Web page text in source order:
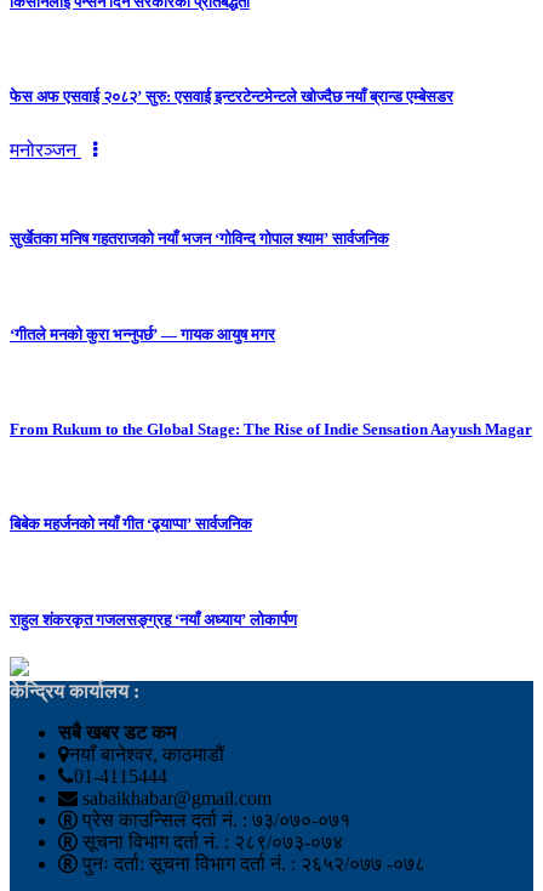
फेस अफ एसवाई २०८२’ सुरु: एसवाई इन्टरटेन्टमेन्टले खोज्दैछ नयाँ ब्रान्ड एम्बेसडर
मनोरञ्जन
सुर्खेतका मनिष गहतराजको नयाँ भजन ‘गोविन्द गोपाल श्याम’ सार्वजनिक
‘गीतले मनको कुरा भन्नुपर्छ’ — गायक आयुष मगर
From Rukum to the Global Stage: The Rise of Indie Sensation Aayush Magar
बिबेक महर्जनको नयाँ गीत ‘ढ्याप्पा’ सार्वजनिक
राहुल शंकरकृत गजलसङ्ग्रह ‘नयाँ अध्याय’ लोकार्पण
केन्द्रिय कार्यालय :
सबै खबर डट कम
नयाँ बानेश्वर, काठमाडौं
01-4115444
sabaikhabar@gmail.com
प्रेस काउन्सिल दर्ता नं. : ७३/०७०-०७१
सूचना विभाग दर्ता नं. : २८९/०७३-०७४
पुनः दर्ता: सूचना विभाग दर्ता नं. : २६५२/०७७ -०७८